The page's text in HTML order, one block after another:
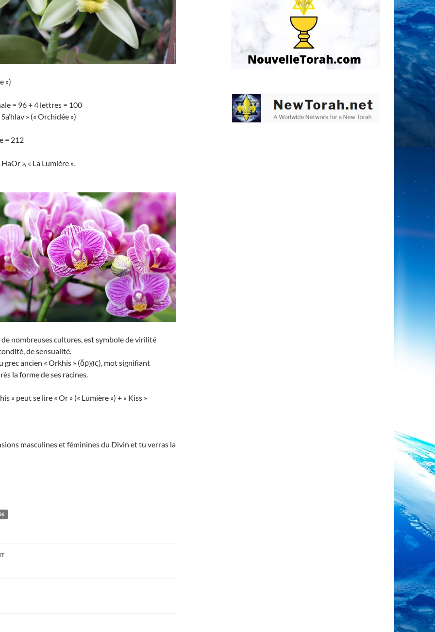
»)
= 96 + 4 lettres = 100
» (« Orchidée »)
= 212
», « La Lumière ».
de nombreuses cultures, est symbole de virilité
de sensualité.
grec ancien « Orkhis » (ὄρχις), mot signifiant
la forme de ses racines.
» peut se lire « Or » (« Lumière ») + « Kiss »
masculines et féminines du Divin et tu verras la